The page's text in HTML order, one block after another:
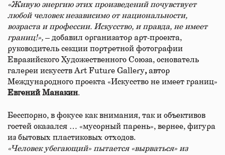
«Живую энергию этих произведений почувствует
любой человек независимо от национальности,
возраста и профессии. Искусство, и правда, не имеет
границ!», – добавил организатор арт-проекта,
руководитель секции портретной фотографии
Евразийского Художественного Союза, основатель
галереи искусств Art Future Gallery, автор
Международного проекта «Искусство не имеет границ»
Евгений Манакин.
Бесспорно, в фокусе как внимания, так и объективов
гостей оказался … «мусорный парень», вернее, фигура
из бытовых пластиковых отходов.
«Человек убегающий» пытается «вырваться» из